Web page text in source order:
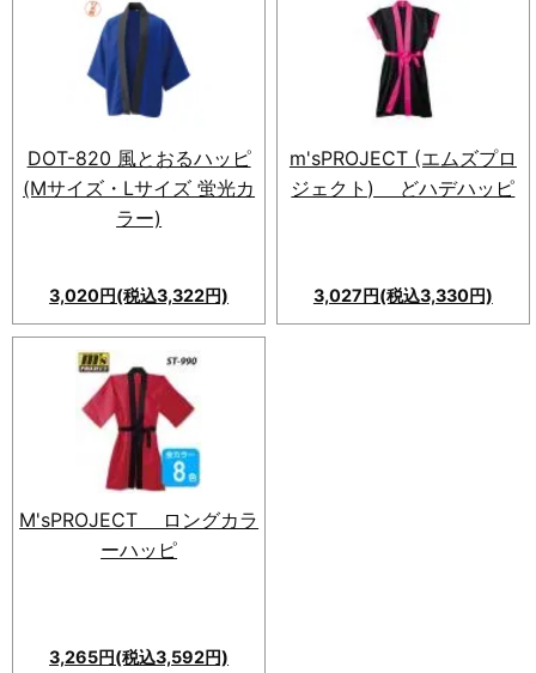
るハッピ(Мサイズ・Lサイズ・
カラー)。轟々と活躍するアク
ティブなシーンに最適。快適な
着心地で、イベントやお祭りで
DOT-820 風とおるハッピ
(Мサイズ・Lサイズ 蛍光カ
ラー)
3,020円(税込3,322円)
DOT-820 風とおるハッピ: 通
気性抜群。激安最高品質。軽量
メッシュ素材。快適可動仕様。
よさこい衣装に最適。
m'sPROJECT (エムズプロ
ジェクト) どハデハッピ
3,027円(税込3,330円)
M'sPROJECT ロングカラ
ーハッピ
3,265円(税込3,592円)